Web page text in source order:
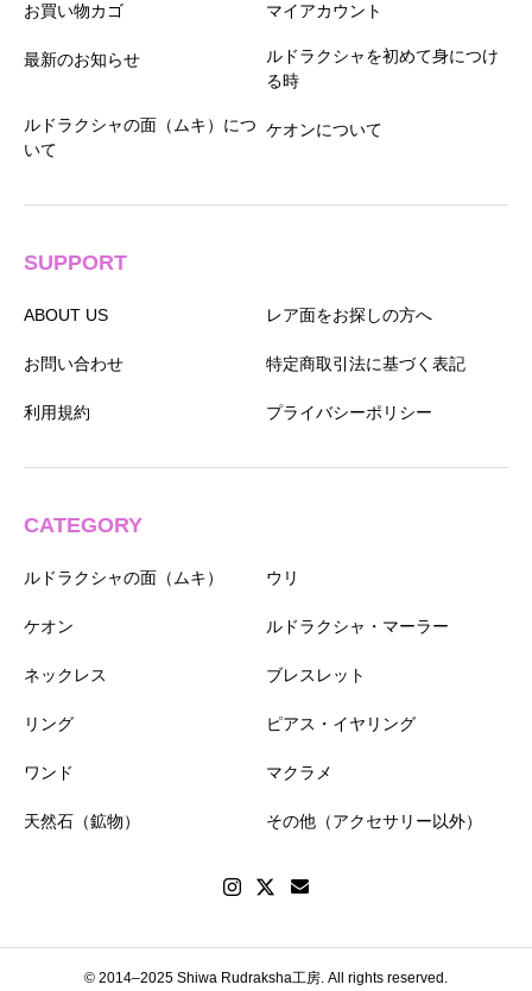
お買い物カゴ マイアカウント
最新のお知らせ
ルドラクシャを初めて身につけ
る時
ルドラクシャの面（ムキ）につ
いて
ケオンについて
SUPPORT
ABOUT US レア面をお探しの方へ
お問い合わせ 特定商取引法に基づく表記
利用規約 プライバシーポリシー
CATEGORY
ルドラクシャの面（ムキ） ウリ
ケオン ルドラクシャ・マーラー
ネックレス ブレスレット
リング ピアス・イヤリング
ワンド マクラメ
天然石（鉱物） その他（アクセサリー以外）
© 2014–2025 Shiwa Rudraksha工房. All rights reserved.